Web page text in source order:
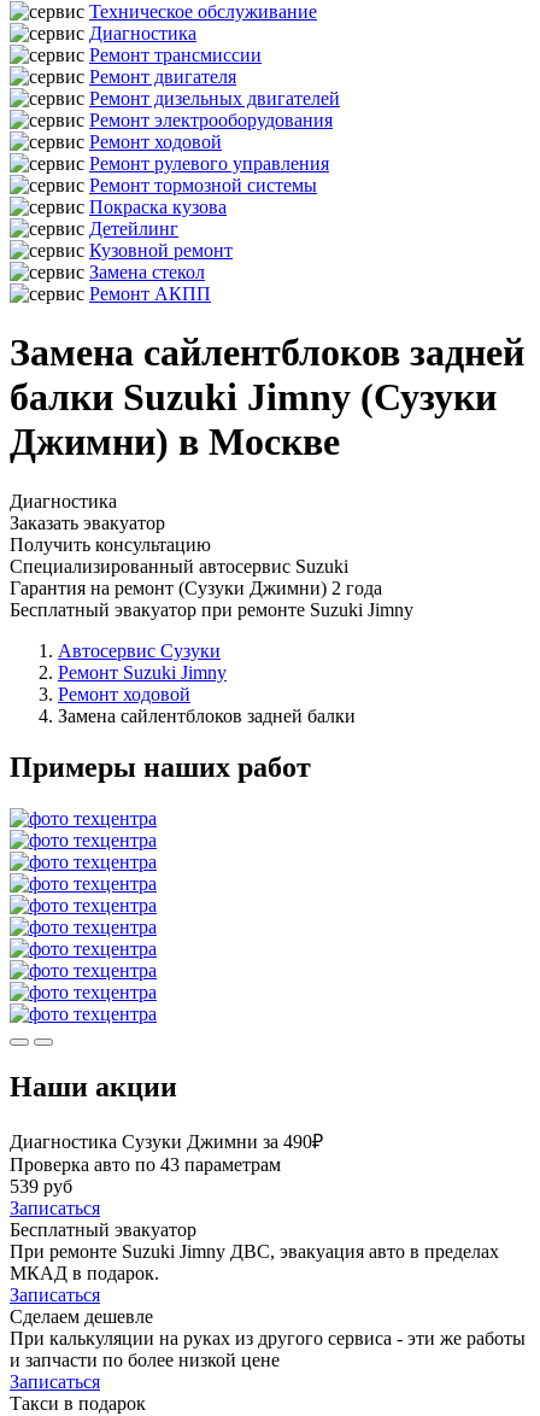
Техническое обслуживание
Диагностика
Ремонт трансмиссии
Ремонт двигателя
Ремонт дизельных двигателей
Ремонт электрооборудования
Ремонт ходовой
Ремонт рулевого управления
Ремонт тормозной системы
Покраска кузова
Детейлинг
Кузовной ремонт
Замена стекол
Ремонт АКПП
Замена сайлентблоков задней
балки Suzuki Jimny (Сузуки
Джимни) в Москве
Диагностика
Заказать эвакуатор
Получить консультацию
Специализированный автосервис Suzuki
Гарантия на ремонт (Сузуки Джимни) 2 года
Бесплатный эвакуатор при ремонте Suzuki Jimny
Автосервис Сузуки
Ремонт Suzuki Jimny
Ремонт ходовой
Замена сайлентблоков задней балки
Примеры наших работ
Наши акции
Диагностика Сузуки Джимни за 490₽
Проверка авто по 43 параметрам
539 руб
Записаться
Бесплатный эвакуатор
При ремонте Suzuki Jimny ДВС, эвакуация авто в пределах
МКАД в подарок.
Записаться
Сделаем дешевле
При калькуляции на руках из другого сервиса - эти же работы
и запчасти по более низкой цене
Записаться
Такси в подарок